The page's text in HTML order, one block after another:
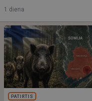
1 diena
PATIRTIS